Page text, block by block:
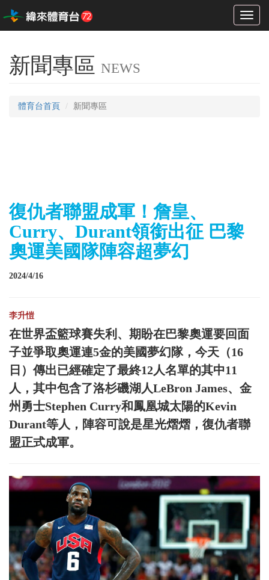
Toggle
新聞專區 NEWS
體育台首頁 新聞專區
復仇者聯盟成軍！詹皇、
Curry、Durant領銜出征 巴黎
奧運美國隊陣容超夢幻
2024/4/16
李升愷
在世界盃籃球賽失利、期盼在巴黎奧運要回面
子並爭取奧運連5金的美國夢幻隊，今天（16
日）傳出已經確定了最終12人名單的其中11
人，其中包含了洛杉磯湖人LeBron James、金
州勇士Stephen Curry和鳳凰城太陽的Kevin
Durant等人，陣容可說是星光熠熠，復仇者聯
盟正式成軍。